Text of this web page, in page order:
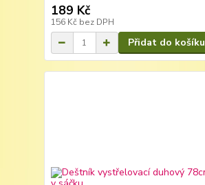
189 Kč
156 Kč bez DPH
Přidat do košíku